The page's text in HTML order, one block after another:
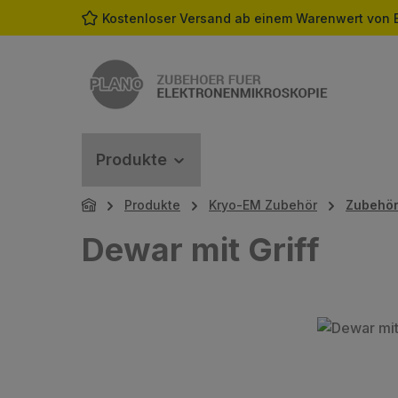
Hauptinhalt springen
Zur Suche springen
Zur Hauptnavigation springen
Kostenloser Versand ab einem Warenwert von
Produkte
Produkte Kryo-EM Zubehör Zubehör
Dewar mit Griff